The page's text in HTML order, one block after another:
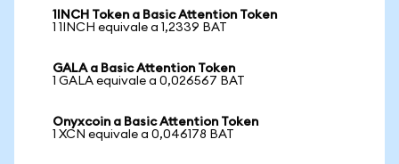
1INCH Token a Basic Attention Token
1 1INCH equivale a 1,2339 BAT
GALA a Basic Attention Token
1 GALA equivale a 0,026567 BAT
Onyxcoin a Basic Attention Token
1 XCN equivale a 0,046178 BAT